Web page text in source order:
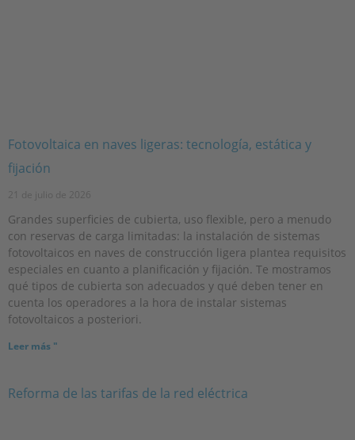
Fotovoltaica en naves ligeras: tecnología, estática y
fijación
21 de julio de 2026
Grandes superficies de cubierta, uso flexible, pero a menudo
con reservas de carga limitadas: la instalación de sistemas
fotovoltaicos en naves de construcción ligera plantea requisitos
especiales en cuanto a planificación y fijación. Te mostramos
qué tipos de cubierta son adecuados y qué deben tener en
cuenta los operadores a la hora de instalar sistemas
fotovoltaicos a posteriori.
Leer más "